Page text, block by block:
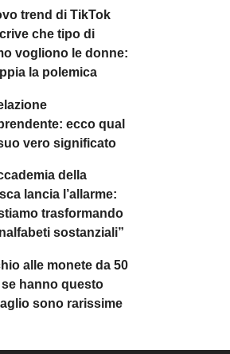
trend di TikTok
che tipo di
vogliono le donne:
la polemica
ecco qual
vero significato
della
lancia l’allarme:
trasformando
sostanziali”
alle monete da 50
se hanno questo
sono rarissime